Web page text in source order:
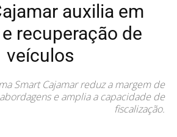
auxilia em
recuperação de
veículos
Smart Cajamar reduz a margem de
e amplia a capacidade de
fiscalização.